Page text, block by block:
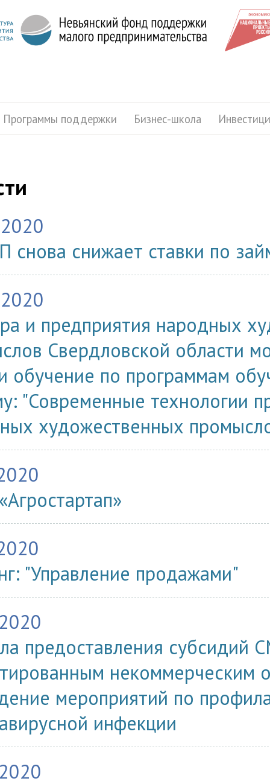
Программы поддержки Бизнес-школа
снижает ставки по
и предприятия народных
Свердловской области
обучение по программам
"Современные технологии
художественных
"Управление продажами"
предоставления субсидий
некоммерческим
мероприятий по
инфекции